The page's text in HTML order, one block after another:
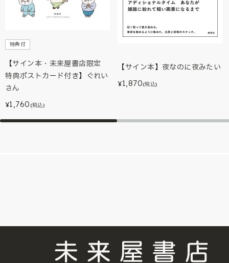
特典付
【サイン本・未来屋書店限定
特典ポストカード付き】ぐれい
さん
¥1,760 (税込)
【サイン本】夜なのに夜みたい
¥1,870(税込)